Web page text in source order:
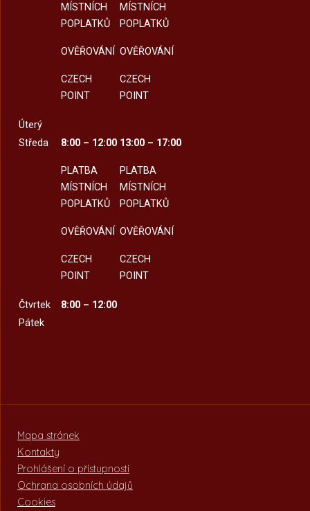
MÍSTNÍCH
POPLATKŮ
OVĚŘOVÁNÍ
CZECH
POINT
MÍSTNÍCH
POPLATKŮ
OVĚŘOVÁNÍ
CZECH
POINT
Úterý
Středa
8:00 – 12:00
PLATBA
MÍSTNÍCH
POPLATKŮ
OVĚŘOVÁNÍ
CZECH
POINT
13:00 – 17:00
PLATBA
MÍSTNÍCH
POPLATKŮ
OVĚŘOVÁNÍ
CZECH
POINT
Čtvrtek
8:00 – 12:00
Pátek
Mapa stránek
Kontakty
Prohlášení o přístupnosti
Ochrana osobních údajů
Cookies